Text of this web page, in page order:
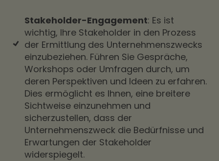
Stakeholder-Engagement: Es ist
wichtig, Ihre Stakeholder in den Prozess
der Ermittlung des Unternehmenszwecks
einzubeziehen. Führen Sie Gespräche,
Workshops oder Umfragen durch, um
deren Perspektiven und Ideen zu erfahren.
Dies ermöglicht es Ihnen, eine breitere
Sichtweise einzunehmen und
sicherzustellen, dass der
Unternehmenszweck die Bedürfnisse und
Erwartungen der Stakeholder
widerspiegelt.